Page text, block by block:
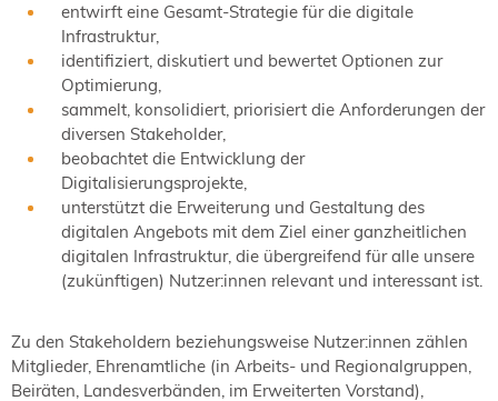
entwirft eine Gesamt-Strategie für die digitale
Infrastruktur,
identifiziert, diskutiert und bewertet Optionen zur
Optimierung,
sammelt, konsolidiert, priorisiert die Anforderungen der
diversen Stakeholder,
beobachtet die Entwicklung der
Digitalisierungsprojekte,
unterstützt die Erweiterung und Gestaltung des
digitalen Angebots mit dem Ziel einer ganzheitlichen
digitalen Infrastruktur, die übergreifend für alle unsere
(zukünftigen) Nutzer:innen relevant und interessant ist.
Zu den Stakeholdern beziehungsweise Nutzer:innen zählen
Mitglieder, Ehrenamtliche (in Arbeits- und Regionalgruppen,
Beiräten, Landesverbänden, im Erweiterten Vorstand),